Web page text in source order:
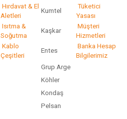
Hırdavat & El
Aletleri
Kumtel
Tüketici
Yasası
Isıtma &
Soğutma
Kaşkar
Müşteri
Hizmetleri
Kablo
Çeşitleri
Entes
Banka Hesap
Bilgilerimiz
Grup Arge
Köhler
Kondaş
Pelsan